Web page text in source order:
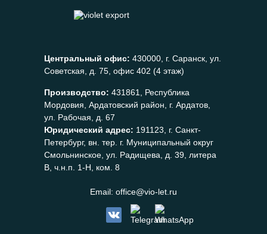
Центральный офис: 430000, г. Саранск, ул.
Советская, д. 75, офис 402 (4 этаж)
Производство: 431861, Республика
Мордовия, Ардатовский район, г. Ардатов,
ул. Рабочая, д. 67
Юридический адрес: 191123, г. Санкт-
Петербург, вн. тер. г. Муниципальный округ
Смольнинское, ул. Радищева, д. 39, литера
В, ч.н.п. 1-Н, ком. 8
Email: office@vio-let.ru